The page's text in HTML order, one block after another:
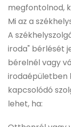
megfontolnod,
Mi az a
A
iroda" bérlését
bérelnél vagy
irodaépületben
kapcsolódó
lehet, ha: